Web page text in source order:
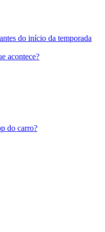
do início da temporada
acontece?
do carro?